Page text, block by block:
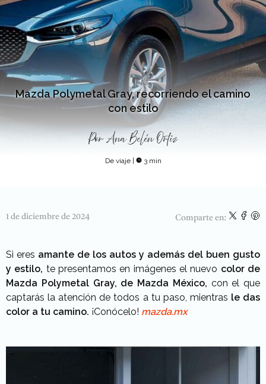
Mazda Polymetal Gray, recorriendo el camino
con estilo
Por Ana Belén Ortiz
De viaje 3 min
1 de diciembre de 2024 Comparte en:
Si eres amante de los autos y además del buen gusto
y estilo, te presentamos en imágenes el nuevo color de
Mazda Polymetal Gray, de Mazda México, con el que
captarás la atención de todos a tu paso, mientras le das
color a tu camino. ¡Conócelo! mazda.mx